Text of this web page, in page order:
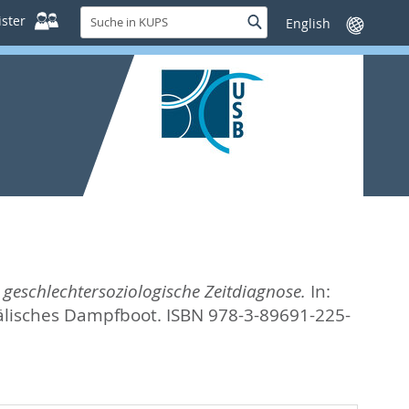
Suche
in
KUPS
SucheSprache
wechseln
Zeitdiagnose. In:
Dampfboot. ISBN 978-3-89691-225-